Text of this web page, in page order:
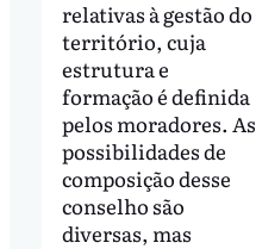
relativas à gestão do
território, cuja
estrutura e
formação é definida
pelos moradores. As
possibilidades de
composição desse
conselho são
diversas, mas